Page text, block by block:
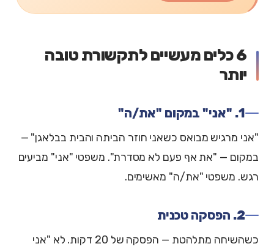
6 כלים מעשיים לתקשורת טובה
יותר
1. "אני" במקום "את/ה"
"אני מרגיש מבואס כשאני חוזר הביתה והבית בבלאגן" —
במקום — "את אף פעם לא מסדרת". משפטי "אני" מביעים
רגש. משפטי "את/ה" מאשימים.
2. הפסקה טכנית
כשהשיחה מתלהטת — הפסקה של 20 דקות. לא "אני